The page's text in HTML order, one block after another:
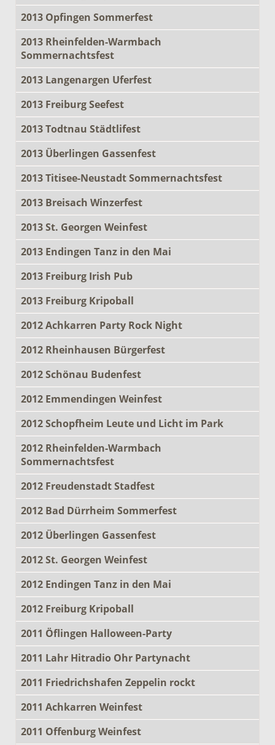
2013 Opfingen Sommerfest
2013 Rheinfelden-Warmbach
Sommernachtsfest
2013 Langenargen Uferfest
2013 Freiburg Seefest
2013 Todtnau Städtlifest
2013 Überlingen Gassenfest
2013 Titisee-Neustadt Sommernachtsfest
2013 Breisach Winzerfest
2013 St. Georgen Weinfest
2013 Endingen Tanz in den Mai
2013 Freiburg Irish Pub
2013 Freiburg Kripoball
2012 Achkarren Party Rock Night
2012 Rheinhausen Bürgerfest
2012 Schönau Budenfest
2012 Emmendingen Weinfest
2012 Schopfheim Leute und Licht im Park
2012 Rheinfelden-Warmbach
Sommernachtsfest
2012 Freudenstadt Stadfest
2012 Bad Dürrheim Sommerfest
2012 Überlingen Gassenfest
2012 St. Georgen Weinfest
2012 Endingen Tanz in den Mai
2012 Freiburg Kripoball
2011 Öflingen Halloween-Party
2011 Lahr Hitradio Ohr Partynacht
2011 Friedrichshafen Zeppelin rockt
2011 Achkarren Weinfest
2011 Offenburg Weinfest